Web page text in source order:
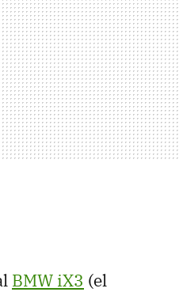
BMW iX3 (el